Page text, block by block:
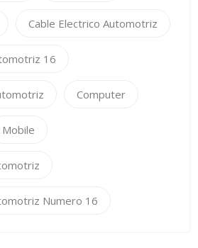
Cable Electrico Automotriz
16
Computer
Mobile
Numero 16